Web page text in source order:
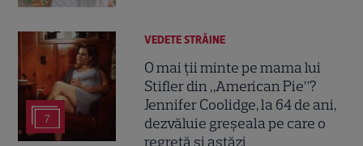
7
VEDETE STRĂINE
O mai ții minte pe mama lui
Stifler din „American Pie”?
Jennifer Coolidge, la 64 de ani,
dezvăluie greșeala pe care o
regretă și astăzi